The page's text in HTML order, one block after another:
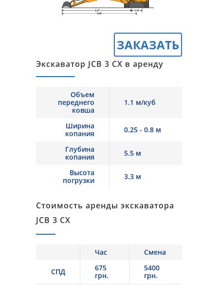
ЗАКАЗАТЬ
Экскаватор JCB 3 CX в аренду
Объем
переднего
ковша
1.1 м/куб
Ширина
копания
0.25 - 0.8 м
Глубина
копания
5.5 м
Высота
погрузки
3.3 м
Стоимость аренды экскаватора
JCB 3 CX
Час Смена
СПД
675
грн.
5400
грн.